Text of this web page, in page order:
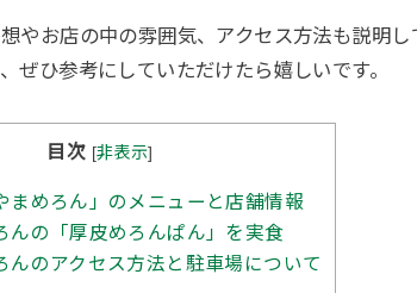
やお店の中の雰囲気、アクセス方法も説明
ぜひ参考にしていただけたら嬉しいです。
目次 [非表示]
まめろん」のメニューと店舗情報
んの「厚皮めろんぱん」を実食
んのアクセス方法と駐車場について